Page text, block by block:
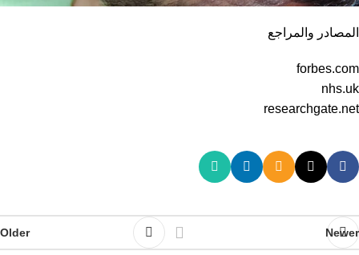
المصادر والمراجع
forbes.com
nhs.uk
researchgate.net
Newer
Older